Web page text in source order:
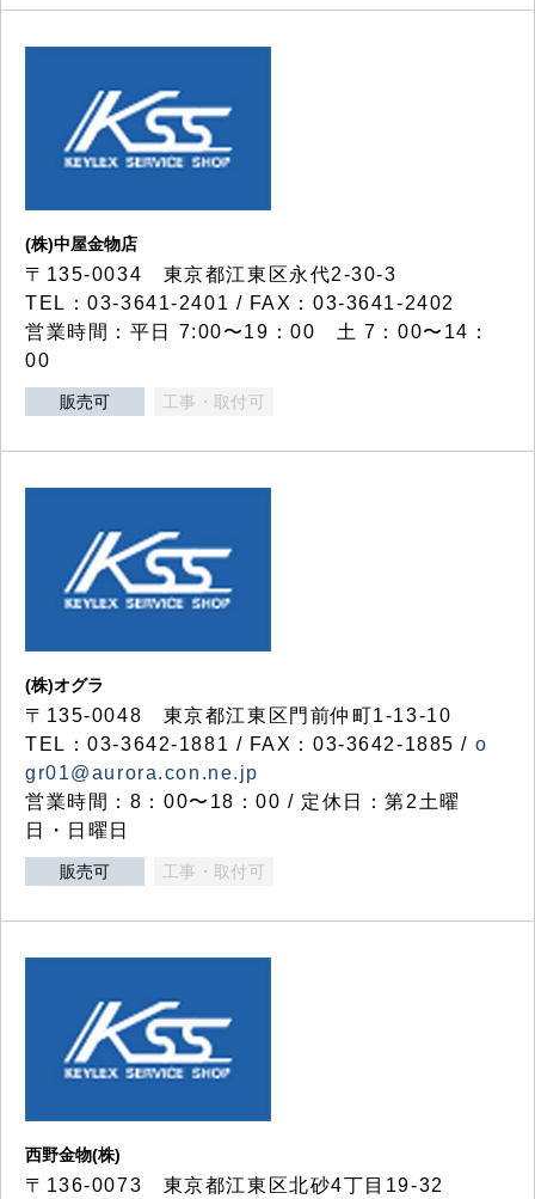
(株)中屋金物店
〒135-0034 東京都江東区永代2-30-3
TEL：03-3641-2401 / FAX：03-3641-2402
営業時間：平日 7:00〜19：00 土 7：00〜14：
00
販売可 工事・取付可
(株)オグラ
〒135-0048 東京都江東区門前仲町1-13-10
TEL：03-3642-1881 / FAX：03-3642-1885 / o
gr01@aurora.con.ne.jp
営業時間：8：00〜18：00 / 定休日：第2土曜
日・日曜日
販売可 工事・取付可
西野金物(株)
〒136-0073 東京都江東区北砂4丁目19-32